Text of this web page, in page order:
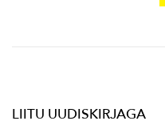
LIITU UUDISKIRJAGA